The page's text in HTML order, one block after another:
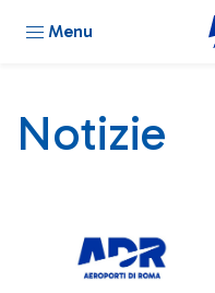
Menu
Notizie